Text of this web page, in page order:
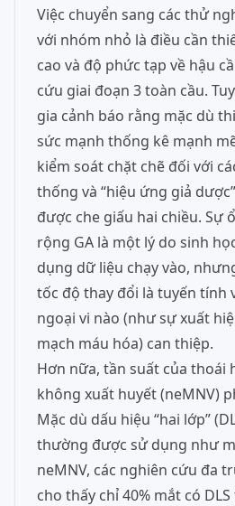
Việc chuyển sang các thử
với nhóm nhỏ là điều cần
cao và độ phức tạp về hậu
cứu giai đoạn 3 toàn cầu.
gia cảnh báo rằng mặc dù
sức mạnh thống kê mạnh
kiểm soát chặt chẽ đối với
thống và “hiệu ứng giả
được che giấu hai chiều. Sự
rộng GA là một lý do sinh
dụng dữ liệu chạy vào,
tốc độ thay đổi là tuyến tính
ngoại vi nào (như sự xuất
mạch máu hóa) can thiệp.
Hơn nữa, tần suất của thoái
không xuất huyết (neMNV)
Mặc dù dấu hiệu “hai lớp”
thường được sử dụng như
neMNV, các nghiên cứu đa
cho thấy chỉ 40% mắt có